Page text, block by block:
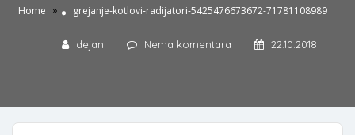
Home » grejanje-kotlovi-radijatori-5425476673672-71781108989
dejan Nema komentara 22.10.2018